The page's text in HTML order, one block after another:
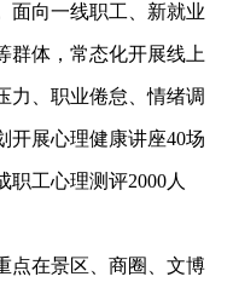
面向一线职工、新就业
群体，常态化开展线上
力、职业倦怠、情绪调
开展心理健康讲座40场
职工心理测评2000人
点在景区、商圈、文博